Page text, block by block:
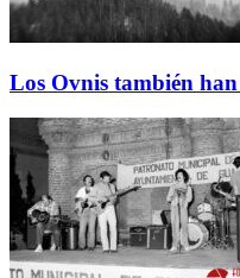
Los Ovnis también